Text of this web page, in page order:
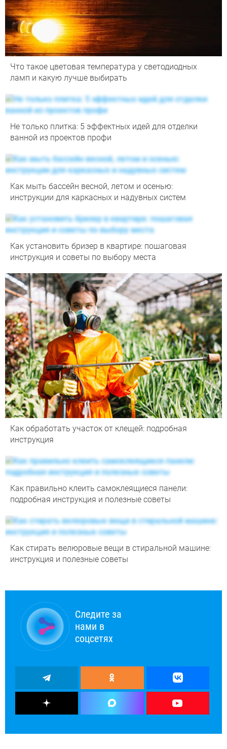
Что такое цветовая температура у светодиодных
ламп и какую лучше выбирать
Не только плитка: 5 эффектных идей для отделки
ванной из проектов профи
Как мыть бассейн весной, летом и осенью:
инструкции для каркасных и надувных систем
Как установить бризер в квартире: пошаговая
инструкция и советы по выбору места
Как обработать участок от клещей: подробная
инструкция
Как правильно клеить самоклеящиеся панели:
подробная инструкция и полезные советы
Как стирать велюровые вещи в стиральной машине:
инструкция и полезные советы
Следите за
нами в
соцсетях